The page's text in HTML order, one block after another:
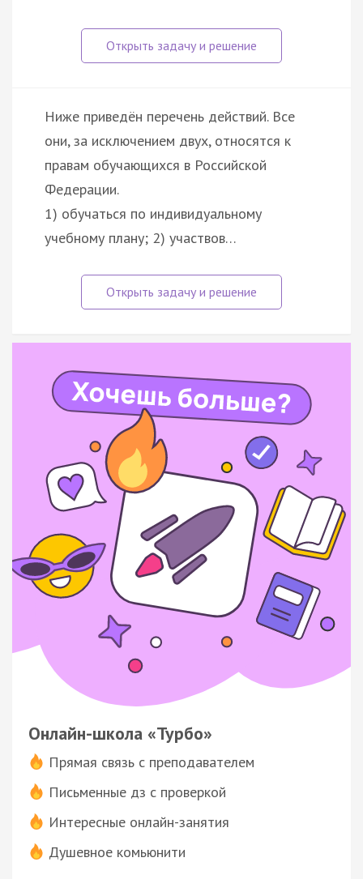
Ниже приведён перечень действий. Все
они, за исключением двух, относятся к
правам обучающихся в Российской
Федерации.
1) обучаться по индивидуальному
учебному плану; 2) участвов…
Онлайн-школа «Турбо»
Прямая связь с преподавателем
Письменные дз с проверкой
Интересные онлайн-занятия
Душевное комьюнити